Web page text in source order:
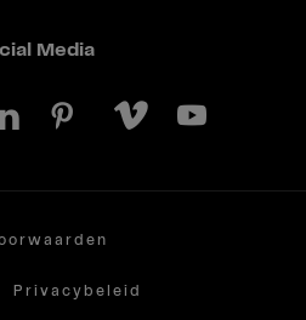
Media
Privacybeleid